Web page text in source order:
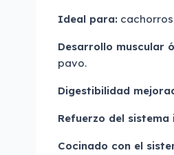
Ideal para:
Desarrollo muscular
pavo.
Digestibilidad
Refuerzo del sistema
Cocinado con el